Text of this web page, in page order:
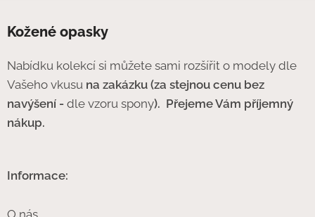
Kožené opasky
Nabídku kolekcí si můžete sami rozšířit o modely dle
Vašeho vkusu na zakázku (za stejnou cenu bez
navýšení - dle vzoru spony). Přejeme Vám příjemný
nákup.
Informace: